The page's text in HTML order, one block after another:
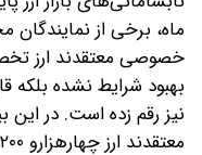
ماه، برخی از
خصوصی معتقدند ارز
بهبود شرایط نشده بلکه
نیز رقم زده است. در این